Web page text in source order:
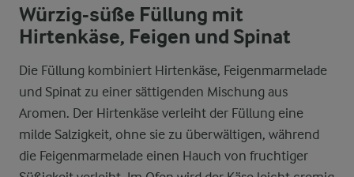
Würzig-süße Füllung mit
Hirtenkäse, Feigen und Spinat
Die Füllung kombiniert Hirtenkäse, Feigenmarmelade
und Spinat zu einer sättigenden Mischung aus
Aromen. Der Hirtenkäse verleiht der Füllung eine
milde Salzigkeit, ohne sie zu überwältigen, während
die Feigenmarmelade einen Hauch von fruchtiger